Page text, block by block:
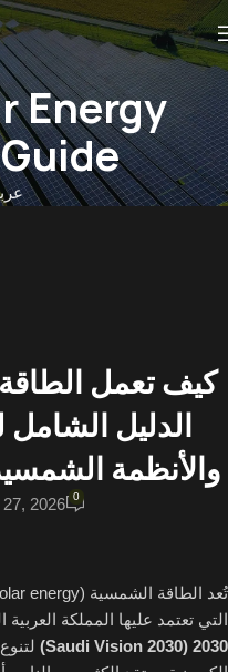
Energy
كيف تعمل
الدليل
والأنظمة الشمسية
2026 0
التي تعتمد عليها المملكة
2030 (Saudi Vision 2030)